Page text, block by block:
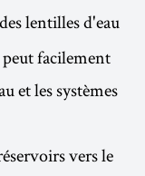
lentilles d'eau
facilement
et les systèmes
vers le